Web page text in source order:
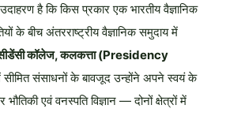
है कि किस प्रकार एक भारतीय वैज्ञानिक
के बीच अंतरराष्ट्रीय वैज्ञानिक समुदाय में
कॉलेज, कलकत्ता (Presidency
सीमित संसाधनों के बावजूद उन्होंने अपने स्वयं के
एवं वनस्पति विज्ञान — दोनों क्षेत्रों में